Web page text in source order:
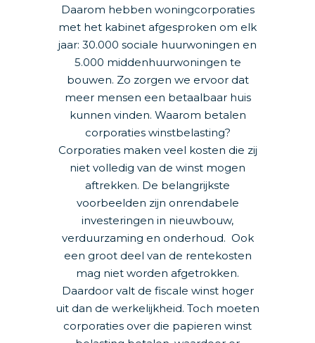
Daarom hebben woningcorporaties
met het kabinet afgesproken om elk
jaar: 30.000 sociale huurwoningen en
5.000 middenhuurwoningen te
bouwen. Zo zorgen we ervoor dat
meer mensen een betaalbaar huis
kunnen vinden. Waarom betalen
corporaties winstbelasting?
Corporaties maken veel kosten die zij
niet volledig van de winst mogen
aftrekken. De belangrijkste
voorbeelden zijn onrendabele
investeringen in nieuwbouw,
verduurzaming en onderhoud. Ook
een groot deel van de rentekosten
mag niet worden afgetrokken.
Daardoor valt de fiscale winst hoger
uit dan de werkelijkheid. Toch moeten
corporaties over die papieren winst